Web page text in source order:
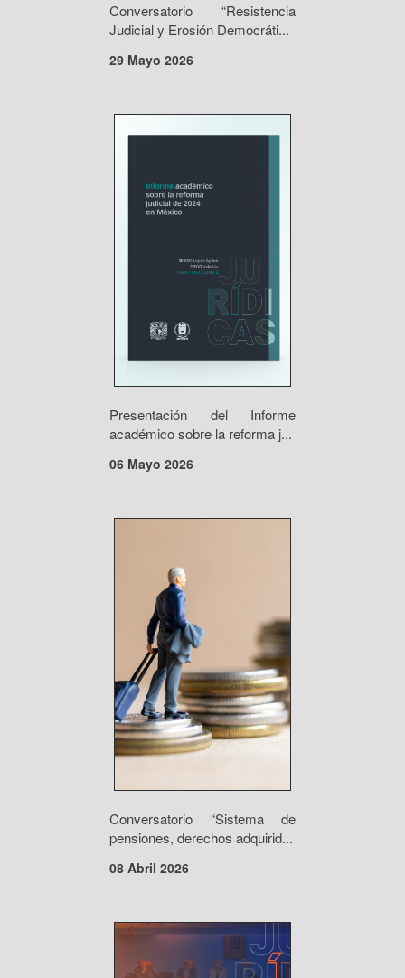
Conversatorio “Resistencia
Judicial y Erosión Democráti...
29 Mayo 2026
Presentación del Informe
académico sobre la reforma j...
06 Mayo 2026
Conversatorio “Sistema de
pensiones, derechos adquirid...
08 Abril 2026